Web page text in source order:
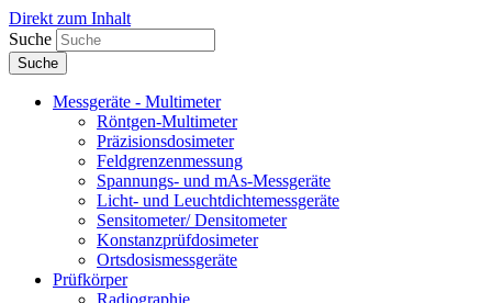
Direkt zum Inhalt
Suche
Messgeräte - Multimeter
Röntgen-Multimeter
Präzisionsdosimeter
Feldgrenzenmessung
Spannungs- und mAs-Messgeräte
Licht- und Leuchtdichtemessgeräte
Sensitometer/ Densitometer
Konstanzprüfdosimeter
Ortsdosismessgeräte
Prüfkörper
Radiographie